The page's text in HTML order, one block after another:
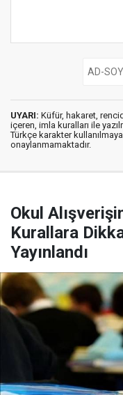
UYARI: Küfür, hakaret,
içeren, imla kuralları ile
Türkçe karakter
onaylanmamaktadır.
Okul
Kurallara
Yayınlandı